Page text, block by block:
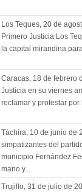
Los Teques, 20 de
Primero Justicia Los
la capital mirandina
Caracas, 18 de febrero
Justicia en su viernes
reclamar y protestar
Táchira, 10 de junio de
simpatizantes del
municipio Fernández
mano y...
Trujillo, 31 de julio de